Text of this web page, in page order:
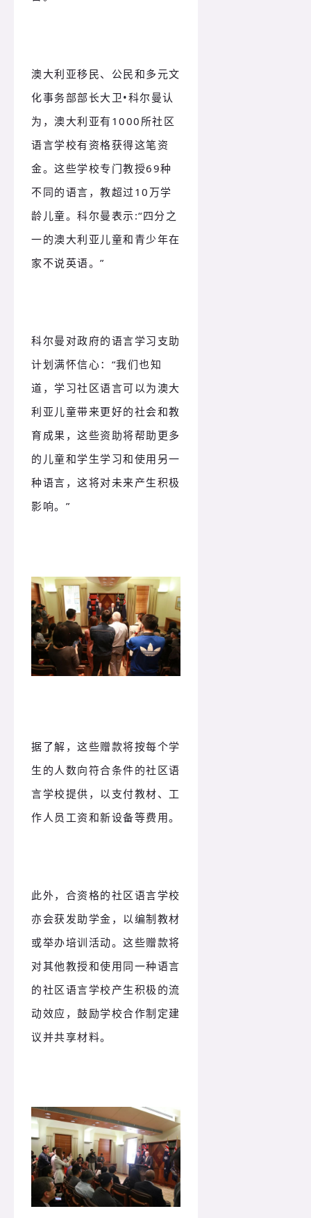
澳大利亚移民、公民和多元文
化事务部部长大卫•科尔曼认
为，澳大利亚有1000所社区
语言学校有资格获得这笔资
金。这些学校专门教授69种
不同的语言，教超过10万学
龄儿童。科尔曼表示:“四分之
一的澳大利亚儿童和青少年在
家不说英语。”
科尔曼对政府的语言学习支助
计划满怀信心：“我们也知
道，学习社区语言可以为澳大
利亚儿童带来更好的社会和教
育成果，这些资助将帮助更多
的儿童和学生学习和使用另一
种语言，这将对未来产生积极
影响。”
据了解，这些赠款将按每个学
生的人数向符合条件的社区语
言学校提供，以支付教材、工
作人员工资和新设备等费用。
此外，合资格的社区语言学校
亦会获发助学金，以编制教材
或举办培训活动。这些赠款将
对其他教授和使用同一种语言
的社区语言学校产生积极的流
动效应，鼓励学校合作制定建
议并共享材料。